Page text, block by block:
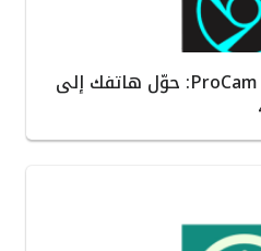
مراجعة تطبيق ProCam X – Lite: حوّل هاتفك إلى